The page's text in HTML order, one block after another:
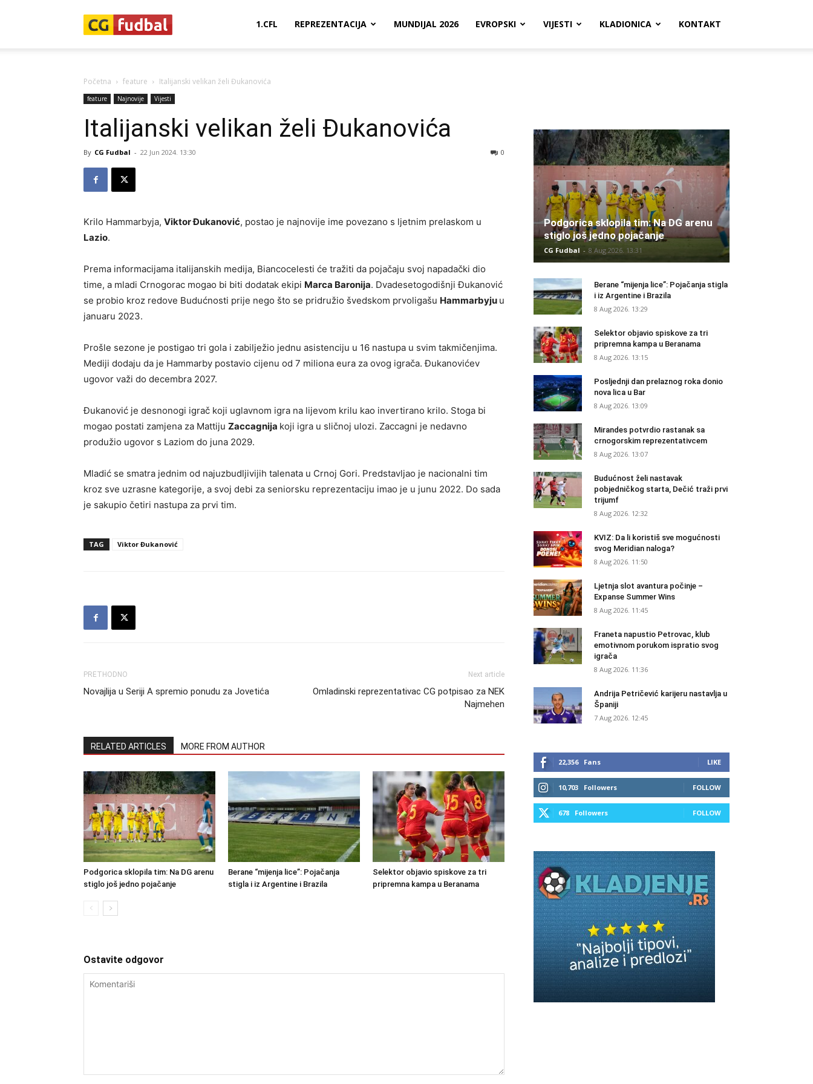
1.CFL REPREZENTACIJA MUNDIJAL 2026 EVROPSKI VIJESTI KLADIONICA KONTAKT
Početna feature Italijanski velikan želi Đukanovića
feature Najnovije Vijesti
Italijanski velikan želi Đukanovića
By CG Fudbal - 22 Jun 2024. 13:30 0
Krilo Hammarbyja, Viktor Đukanović, postao je najnovije ime povezano s ljetnim prelaskom u
Lazio.
Prema informacijama italijanskih medija, Biancocelesti će tražiti da pojačaju svoj napadački dio
time, a mladi Crnogorac mogao bi biti dodatak ekipi Marca Baronija. Dvadesetogodišnji Đukanović
se probio kroz redove Budućnosti prije nego što se pridružio švedskom prvoligašu Hammarbyju u
januaru 2023.
Prošle sezone je postigao tri gola i zabilježio jednu asistenciju u 16 nastupa u svim takmičenjima.
Mediji dodaju da je Hammarby postavio cijenu od 7 miliona eura za ovog igrača. Đukanovićev
ugovor važi do decembra 2027.
Đukanović je desnonogi igrač koji uglavnom igra na lijevom krilu kao invertirano krilo. Stoga bi
mogao postati zamjena za Mattiju Zaccagnija koji igra u sličnoj ulozi. Zaccagni je nedavno
produžio ugovor s Laziom do juna 2029.
Mladić se smatra jednim od najuzbudljivijih talenata u Crnoj Gori. Predstavljao je nacionalni tim
kroz sve uzrasne kategorije, a svoj debi za seniorsku reprezentaciju imao je u junu 2022. Do sada
je sakupio četiri nastupa za prvi tim.
TAG Viktor Đukanović
PRETHODNO
Novajlija u Seriji A spremio ponudu za Jovetića
Next article
Omladinski reprezentativac CG potpisao za NEK
Najmehen
RELATED ARTICLES MORE FROM AUTHOR
Podgorica sklopila tim: Na DG arenu
stiglo još jedno pojačanje
Berane “mijenja lice”: Pojačanja
stigla i iz Argentine i Brazila
Selektor objavio spiskove za tri
pripremna kampa u Beranama
Ostavite odgovor
Podgorica sklopila tim: Na DG arenu
stiglo još jedno pojačanje
CG Fudbal - 8 Aug 2026. 13:31
Berane “mijenja lice”: Pojačanja stigla
i iz Argentine i Brazila
8 Aug 2026. 13:29
Selektor objavio spiskove za tri
pripremna kampa u Beranama
8 Aug 2026. 13:15
Posljednji dan prelaznog roka donio
nova lica u Bar
8 Aug 2026. 13:09
Mirandes potvrdio rastanak sa
crnogorskim reprezentativcem
8 Aug 2026. 13:07
Budućnost želi nastavak
pobjedničkog starta, Dečić traži prvi
trijumf
8 Aug 2026. 12:32
KVIZ: Da li koristiš sve mogućnosti
svog Meridian naloga?
8 Aug 2026. 11:50
Ljetnja slot avantura počinje –
Expanse Summer Wins
8 Aug 2026. 11:45
Franeta napustio Petrovac, klub
emotivnom porukom ispratio svog
igrača
8 Aug 2026. 11:36
Andrija Petričević karijeru nastavlja u
Španiji
7 Aug 2026. 12:45
22,356 Fans LIKE
10,703 Followers FOLLOW
678 Followers FOLLOW